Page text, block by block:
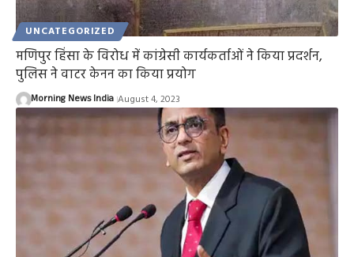
UNCATEGORIZED
मणिपुर हिंसा के विरोध में कांग्रेसी कार्यकर्ताओं ने किया प्रदर्शन,
पुलिस ने वाटर केनन का किया प्रयोग
Morning News India August 4, 2023